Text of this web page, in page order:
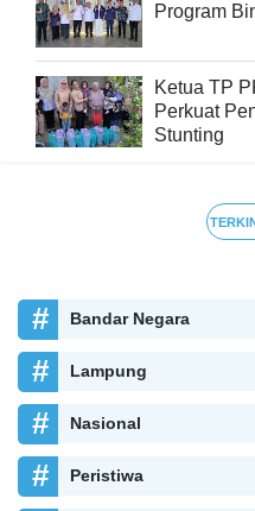
Program
Ketua TP
Perkuat
Stunting
Bandar Negara
Lampung
Nasional
Peristiwa